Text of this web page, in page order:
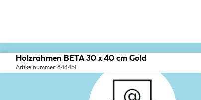
Holzrahmen BETA 30 x 40 cm Gold
Artikelnummer: 844451